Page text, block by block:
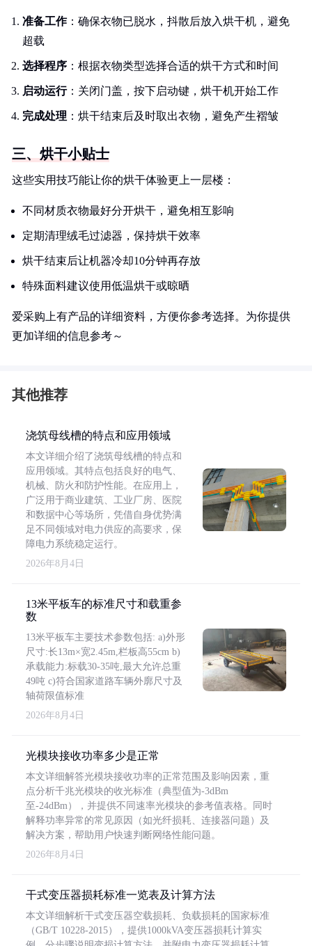
准备工作：确保衣物已脱水，抖散后放入烘干机，避免
超载
选择程序 ：根据衣物类型选择合适的烘干方式和时间
启动运行：关闭门盖，按下启动键，烘干机开始工作
完成处理 ：烘干结束后及时取出衣物，避免产生褶皱
三、烘干小贴士
这些实用技巧能让你的烘干体验更上一层楼：
不同材质衣物最好分开烘干，避免相互影响
定期清理绒毛过滤器，保持烘干效率
烘干结束后让机器冷却10分钟再存放
特殊面料建议使用低温烘干或晾晒
爱采购上有产品的详细资料，方便你参考选择。为你提供
更加详细的信息参考～
其他推荐
浇筑母线槽的特点和应用领域
本文详细介绍了浇筑母线槽的特点和
应用领域。其特点包括良好的电气、
机械、防火和防护性能。在应用上，
广泛用于商业建筑、工业厂房、医院
和数据中心等场所，凭借自身优势满
足不同领域对电力供应的高要求，保
障电力系统稳定运行。
2026年8月4日
13米平板车的标准尺寸和载重参
数
13米平板车主要技术参数包括: a)外形
尺寸:长13m×宽2.45m,栏板高55cm b)
承载能力:标载30-35吨,最大允许总重
49吨 c)符合国家道路车辆外廓尺寸及
轴荷限值标准
2026年8月4日
光模块接收功率多少是正常
本文详细解答光模块接收功率的正常范围及影响因素，重
点分析千兆光模块的收光标准（典型值为-3dBm
至-24dBm），并提供不同速率光模块的参考值表格。同时
解释功率异常的常见原因（如光纤损耗、连接器问题）及
解决方案，帮助用户快速判断网络性能问题。
2026年8月4日
干式变压器损耗标准一览表及计算方法
本文详细解析干式变压器空载损耗、负载损耗的国家标准
（GB/T 10228-2015），提供1000kVA变压器损耗计算实